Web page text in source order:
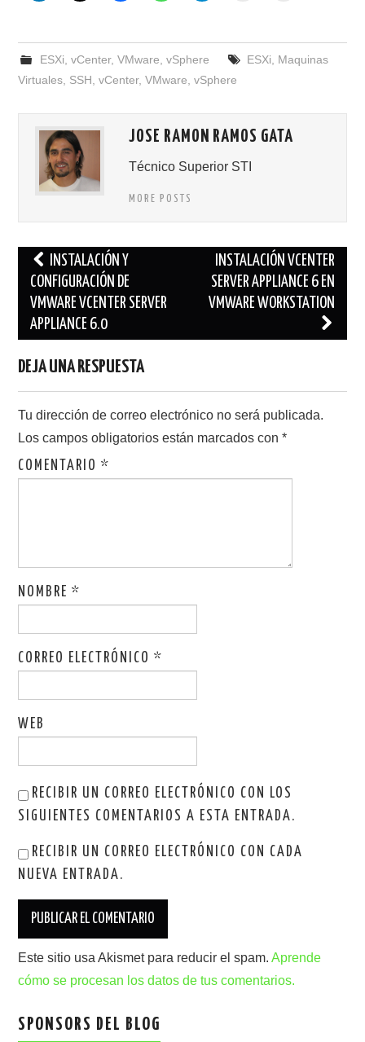
ESXi vCenter, VMware vSphere ESXi
Maquinas
Virtuales SSH ,vCenter,VMware ,vSphere
JOSE RAMON RAMOS GATA
Técnico Superior STI
MORE POSTS
Navegación
de
entradas
INSTALACIÓN Y
CONFIGURACIÓN DE
VMWARE VCENTER SERVER
APPLIANCE 6.0
INSTALACIÓN VCENTER
SERVER APPLIANCE 6 EN
VMWARE WORKSTATION
DEJA UNA RESPUESTA
Tu dirección de correo electrónico no será publicada.
Los campos obligatorios están marcados con*
COMENTARIO*
NOMBRE*
CORREO ELECTRÓNICO*
WEB
RECIBIR UN CORREO ELECTRÓNICO CON LOS
SIGUIENTES COMENTARIOS A ESTA ENTRADA.
RECIBIR UN CORREO ELECTRÓNICO CON CADA
NUEVA ENTRADA.
Este sitio usa Akismet para reducir el spam.Aprende
cómo se procesan los datos de tus comentarios.
SPONSORS DEL BLOG